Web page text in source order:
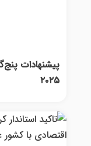
پیشنهادات
۲۰۲۵